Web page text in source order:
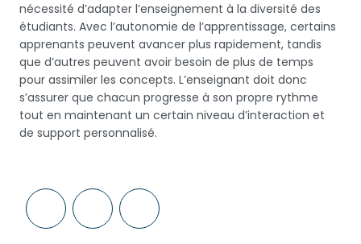
nécessité d’adapter l’enseignement à la diversité des
étudiants. Avec l’autonomie de l’apprentissage, certains
apprenants peuvent avancer plus rapidement, tandis
que d’autres peuvent avoir besoin de plus de temps
pour assimiler les concepts. L’enseignant doit donc
s’assurer que chacun progresse à son propre rythme
tout en maintenant un certain niveau d’interaction et
de support personnalisé.